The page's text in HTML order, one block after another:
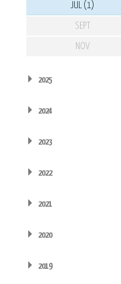
JUL (1)
SEPT
NOV
2025
2024
2023
2022
2021
2020
2019